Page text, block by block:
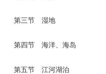
第三节 湿地
第四节 海洋、海岛
第五节 江河湖泊